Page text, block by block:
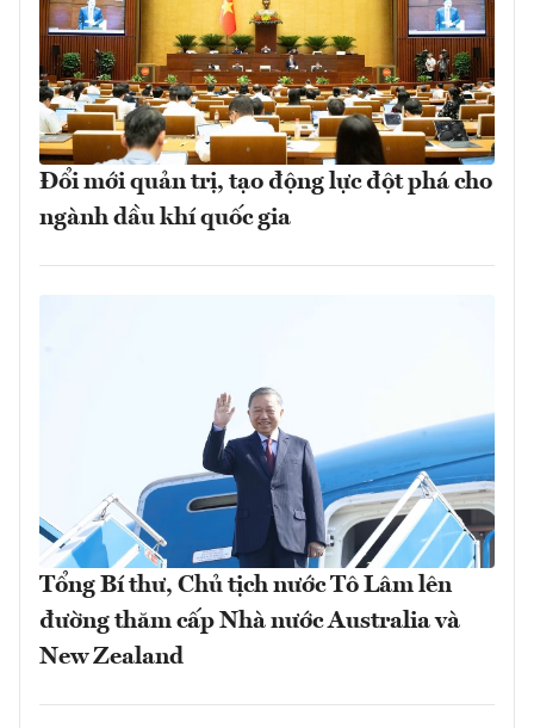
Đổi mới quản trị, tạo động lực đột phá cho
ngành dầu khí quốc gia
Tổng Bí thư, Chủ tịch nước Tô Lâm lên
đường thăm cấp Nhà nước Australia và
New Zealand